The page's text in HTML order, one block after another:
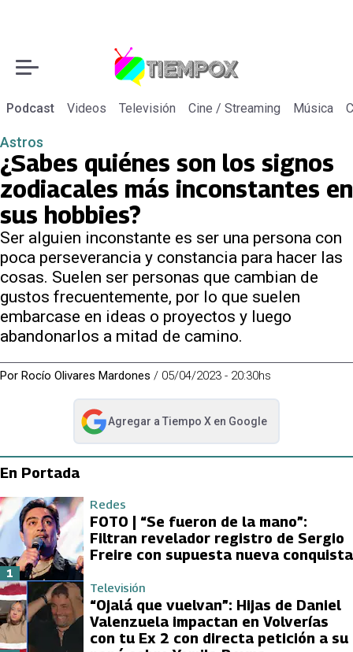
Podcast Videos Televisión Cine / Streaming Música
Astros
¿Sabes quiénes son los signos
zodiacales más inconstantes en
sus hobbies?
Ser alguien inconstante es ser una persona con
poca perseverancia y constancia para hacer las
cosas. Suelen ser personas que cambian de
gustos frecuentemente, por lo que suelen
embarcase en ideas o proyectos y luego
abandonarlos a mitad de camino.
Por Rocío Olivares Mardones / 05/04/2023 - 20:30hs
Agregar a Tiempo Xen Google
abre en nueva pestaña
En Portada
Redes
FOTO | “Se fueron de la mano”:
Filtran revelador registro de Sergio
Freire con supuesta nueva conquista
1
Televisión
“Ojalá que vuelvan”: Hijas de Daniel
Valenzuela impactan en Volverías
con tu Ex 2 con directa petición a su